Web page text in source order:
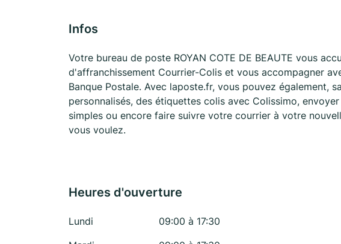
Infos
Votre bureau de poste ROYAN COTE DE BEAUTE vous
d'affranchissement Courrier-Colis et vous accompagner
Banque Postale. Avec laposte.fr, vous pouvez également,
personnalisés, des étiquettes colis avec Colissimo,
simples ou encore faire suivre votre courrier à votre
vous voulez.
Heures d'ouverture
Lundi
09:00 à 17:30